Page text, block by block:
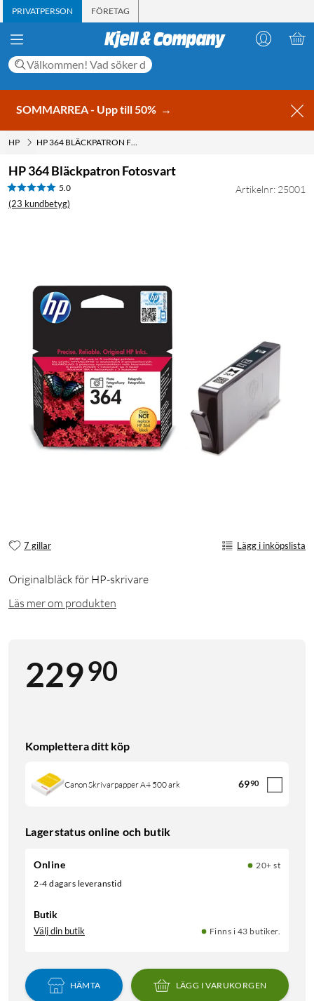
PRIVATPERSON FÖRETAG
SOMMARREA - Upp till 50% →
HP HP 364 BLÄCKPATRON FOTOSVART
HP 364 Bläckpatron Fotosvart
5.0
(23 kundbetyg)
Artikelnr: 25001
7 gillar Lägg i inköpslista
Originalbläck för HP-skrivare
Läs mer om produkten
22990
Komplettera ditt köp
Canon Skrivarpapper A4 500 ark 6990
Lagerstatus online och butik
Online
20+ st
2-4 dagars leveranstid
Butik
Välj din butik Finns i 43 butiker.
HÄMTA LÄGG I VARUKORGEN